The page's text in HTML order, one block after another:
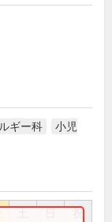
ギー科
小児
祝